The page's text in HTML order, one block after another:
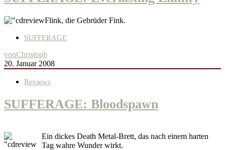
Flink, die Gebrüder Fink.
SUFFERAGE
vonChristoph
20. Januar 2008
Reviews
SUFFERAGE: Bloodspawn
Ein dickes Death Metal-Brett, das nach einem harten
Tag wahre Wunder wirkt.